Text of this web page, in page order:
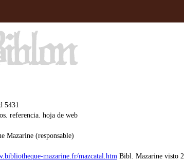
5431
referencia. hoja de web
Mazarine (responsable)
mazarine.fr/mazcatal.htm Bibl. Mazarine visto